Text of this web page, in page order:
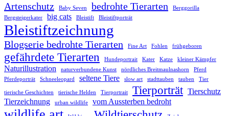
Artenschutz Baby Seven bedrohte Tierarten
Berggorilla
Bergsteigerkater
big cats Bleistift Bleistiftporträt
Bleistiftzeichnung
Blogserie bedrohte Tierarten Fine Art Fohlen frühgeboren
gefährdete Tierarten Hundeportrait Kater Katze kleiner Kämpfer
Naturillustration naturverbundene Kunst nördliches Breitmaulnashorn
Pferd
Pferdeporträt
Schneeleopard seltene Tiere slow art stadttauben tauben Tier
tierische Geschichten tierische Helden Tierportrait Tierporträt Tierschutz
Tierzeichnung
urban wildlife vom Aussterben bedroht